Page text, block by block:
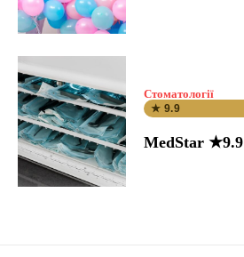
Стоматології
★ 9.9
MedStar ★9.9